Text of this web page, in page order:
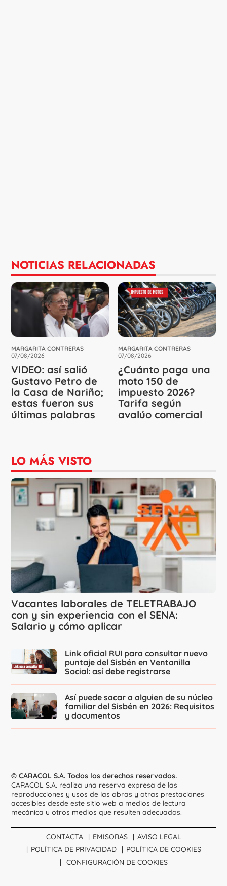
NOTICIAS RELACIONADAS
MARGARITA CONTRERAS
07/08/2026
VIDEO: así salió
Gustavo Petro de
la Casa de Nariño;
estas fueron sus
últimas palabras
MARGARITA CONTRERAS
07/08/2026
¿Cuánto paga una
moto 150 de
impuesto 2026?
Tarifa según
avalúo comercial
LO MÁS VISTO
Vacantes laborales de TELETRABAJO
con y sin experiencia con el SENA:
Salario y cómo aplicar
Link oficial RUI para consultar nuevo
puntaje del Sisbén en Ventanilla
Social: así debe registrarse
Así puede sacar a alguien de su núcleo
familiar del Sisbén en 2026: Requisitos
y documentos
© CARACOL S.A. Todos los derechos reservados.
CARACOL S.A. realiza una reserva expresa de las
reproducciones y usos de las obras y otras prestaciones
accesibles desde este sitio web a medios de lectura
mecánica u otros medios que resulten adecuados.
CONTACTA EMISORAS
AVISO LEGAL
POLÍTICA DE PRIVACIDAD
POLÍTICA DE COOKIES
CONFIGURACIÓN DE COOKIES